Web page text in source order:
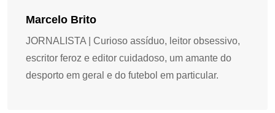
Marcelo Brito
JORNALISTA | Curioso assíduo, leitor obsessivo,
escritor feroz e editor cuidadoso, um amante do
desporto em geral e do futebol em particular.